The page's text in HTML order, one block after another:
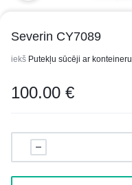
Severin CY7089
iekš Putekļu sūcēji ar konteineru
100.00 €